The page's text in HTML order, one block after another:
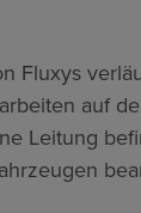
Fluxys
auf
Leitung